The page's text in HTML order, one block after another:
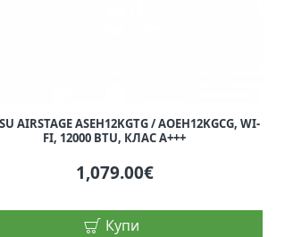
AIRSTAGE ASEH12KGTG / AOEH12KGCG, WI-
FI, 12000 BTU, КЛАС A+++
1,079.00€
Купи